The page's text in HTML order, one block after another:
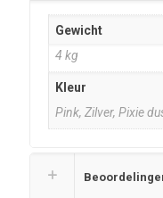
Gewicht
4 kg
Kleur
Pink, Zilver, Pixie